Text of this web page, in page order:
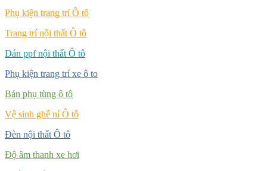
Phụ kiện trang trí Ô tô
Trang trí nội thất Ô tô
Dán ppf nội thất Ô tô
Phụ kiện trang trí xe ô to
Bán phụ tùng ô tô
Vệ sinh ghế nỉ Ô tô
Đèn nội thất Ô tô
Độ âm thanh xe hơi